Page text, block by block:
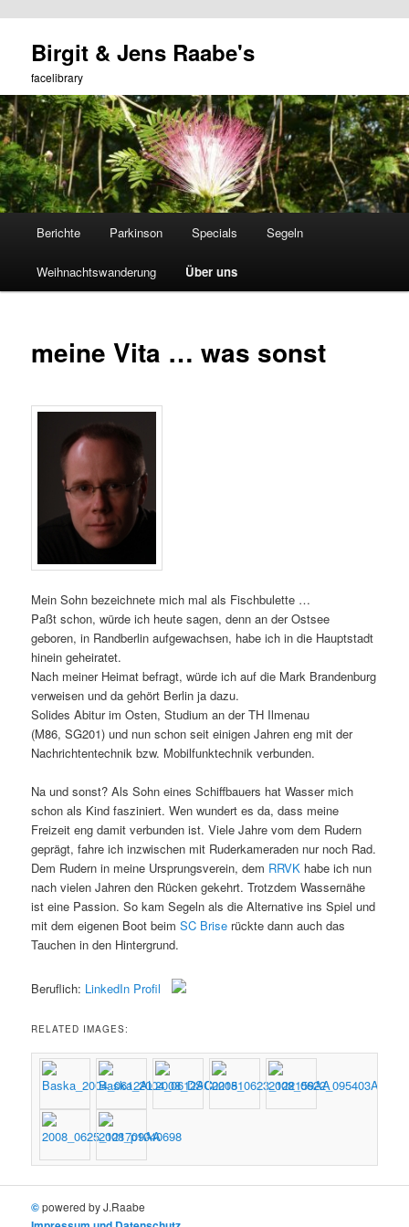
primären
springen
Birgit & Jens Raabe's
facelibrary
Berichte Parkinson Specials Segeln
Weihnachtswanderung Über uns
meine Vita … was sonst
Mein Sohn bezeichnete mich mal als Fischbulette …
Paßt schon, würde ich heute sagen, denn an der Ostsee
geboren, in Randberlin aufgewachsen, habe ich in die Hauptstadt
hinein geheiratet.
Nach meiner Heimat befragt, würde ich auf die Mark Brandenburg
verweisen und da gehört Berlin ja dazu.
Solides Abitur im Osten, Studium an der TH Ilmenau
(M86, SG201) und nun schon seit einigen Jahren eng mit der
Nachrichtentechnik bzw. Mobilfunktechnik verbunden.
Na und sonst? Als Sohn eines Schiffbauers hat Wasser mich
schon als Kind fasziniert. Wen wundert es da, dass meine
Freizeit eng damit verbunden ist. Viele Jahre vom dem Rudern
geprägt, fahre ich inzwischen mit Ruderkameraden nur noch Rad.
Dem Rudern in meine Ursprungsverein, dem RRVK habe ich nun
nach vielen Jahren den Rücken gekehrt. Trotzdem Wassernähe
ist eine Passion. So kam Segeln als die Alternative ins Spiel und
mit dem eigenen Boot beimSC Brise rückte dann auch das
Tauchen in den Hintergrund.
Beruflich: LinkedIn Profil
RELATED IMAGES:
©powered by J.Raabe